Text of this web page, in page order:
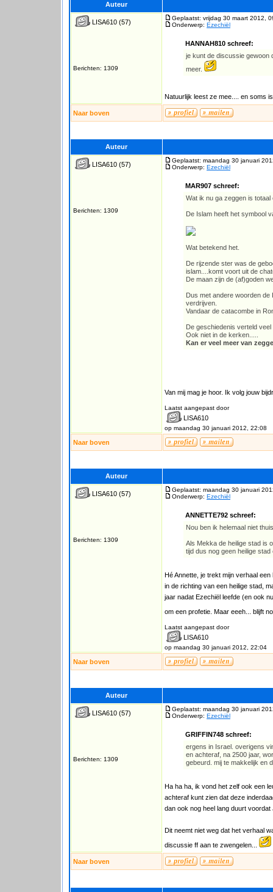
Auteur
LISA610 (57)
Berichten: 1309
Geplaatst: vrijdag 30 maart 2012,
Onderwerp: Ezechiël
HANNAH810 schreef:
je kunt de discussie gewoon
meer.
Natuurlijk leest ze mee.... en soms
Naar boven
Auteur
LISA610 (57)
Berichten: 1309
Geplaatst: maandag 30 januari
Onderwerp: Ezechiël
MAR907 schreef:
Wat ik nu ga zeggen is totaal
De Islam heeft het symbool
Wat betekend het.
De rijzende ster was de
islam....komt voort uit de
De maan zijn de (af)goden
Dus met andere woorden
verdrijven.
Vandaar de catacombe in
De geschiedenis verteld
Ook niet in de kerken.....
Kan er veel meer van
Van mij mag je hoor. Ik volg jouw
Laatst aangepast door
LISA610
op maandag 30 januari 2012, 22:08
Naar boven
Auteur
LISA610 (57)
Berichten: 1309
Geplaatst: maandag 30 januari
Onderwerp: Ezechiël
ANNETTE792 schreef:
Nou ben ik helemaal niet
Als Mekka de heilige stad is
tijd dus nog geen heilige
Hé Annette, je trekt mijn verhaal
in de richting van een heilige stad,
jaar nadat Ezechiël leefde (en ook
om een profetie. Maar eeeh... blijft
Laatst aangepast door
LISA610
op maandag 30 januari 2012, 22:04
Naar boven
Auteur
LISA610 (57)
Berichten: 1309
Geplaatst: maandag 30 januari
Onderwerp: Ezechiël
GRIFFIN748 schreef:
ergens in Israel. overigens
en achteraf, na 2500 jaar,
gebeurd. mij te makkelijk en
Ha ha ha, ik vond het zelf ook een
achteraf kunt zien dat deze
dan ook nog heel lang duurt
Dit neemt niet weg dat het verhaal
discussie ff aan te zwengelen...
Naar boven